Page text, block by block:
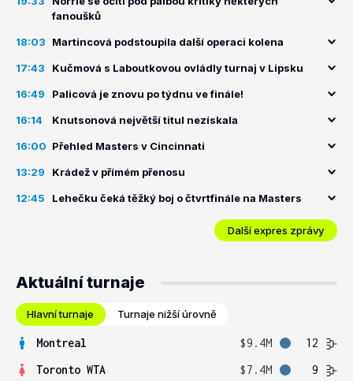
fanoušků
18:03 Martincová podstoupila další operaci kolena
17:43 Kučmová s Laboutkovou ovládly turnaj v Lipsku
16:49 Palicová je znovu po týdnu ve finále!
16:14 Knutsonová největší titul nezískala
16:00 Přehled Masters v Cincinnati
13:29 Krádež v přímém přenosu
12:45 Lehečku čeká těžký boj o čtvrtfinále na Masters
Další expres zprávy
Aktuální turnaje
Hlavní turnaje Turnaje nižší úrovně
Montreal $9.4M
12
Toronto WTA
$7.4M 9